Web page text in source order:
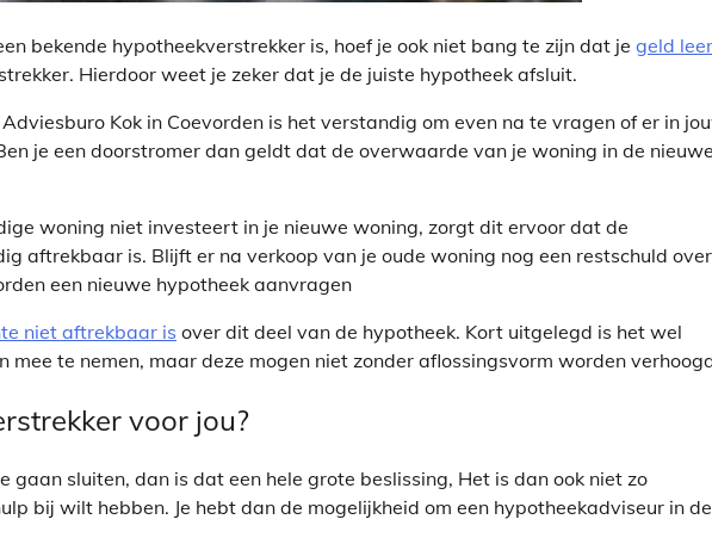
bekende hypotheekverstrekker is, hoef je ook niet bang te zijn dat je geld
Hierdoor weet je zeker dat je de juiste hypotheek afsluit.
Kok in Coevorden is het verstandig om even na te vragen of er in
je een doorstromer dan geldt dat de overwaarde van je woning in de nieuwe
woning niet investeert in je nieuwe woning, zorgt dit ervoor dat de
aftrekbaar is. Blijft er na verkoop van je oude woning nog een restschuld
een nieuwe hypotheek aanvragen
niet aftrekbaar is over dit deel van de hypotheek. Kort uitgelegd is het wel
mee te nemen, maar deze mogen niet zonder aflossingsvorm worden
voor jou?
gaan sluiten, dan is dat een hele grote beslissing, Het is dan ook niet zo
bij wilt hebben. Je hebt dan de mogelijkheid om een hypotheekadviseur in de